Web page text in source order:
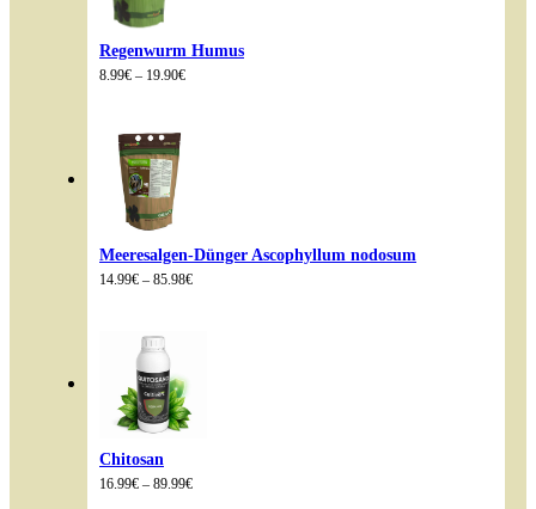
Regenwurm Humus
8.99€ – 19.90€Preisspanne:
Meeresalgen-Dünger Ascophyllum nodosum
14.99€ – 85.98€Preisspanne:
Chitosan
16.99€ – 89.99€Preisspanne: